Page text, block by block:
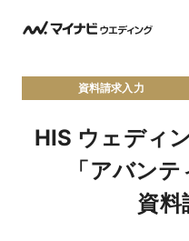
資料請求入力
HIS ウェディ
「アバン
資料